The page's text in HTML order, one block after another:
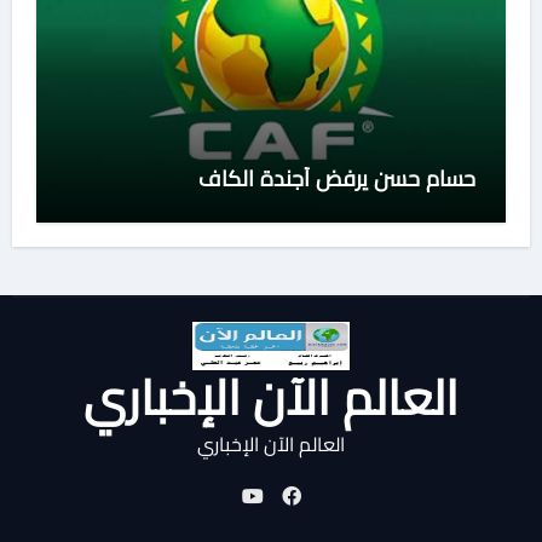
حسام حسن يرفض أجندة الكاف
العالم الآن الإخباري
العالم الآن الإخباري